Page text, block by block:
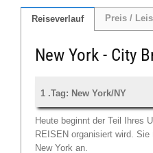
Reiseverlauf Preis /
New York - City
1 .Tag: New York/NY
Heute beginnt der Teil Ihres
REISEN organisiert wird.
New York an.